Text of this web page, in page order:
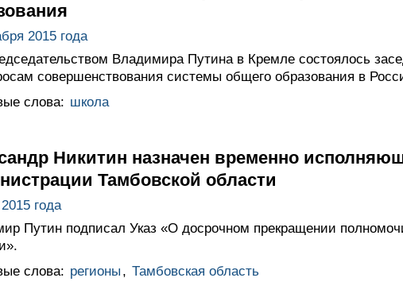
2015 года
Владимира Путина в Кремле состоялось
совершенствования системы общего образования в
слова: школа
Никитин назначен временно
Тамбовской области
года
Путин подписал Указ «О досрочном прекращении
слова: регионы , Тамбовская область